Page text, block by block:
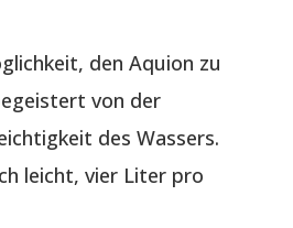
den Aquion zu
von der
des Wassers.
leicht, vier Liter pro